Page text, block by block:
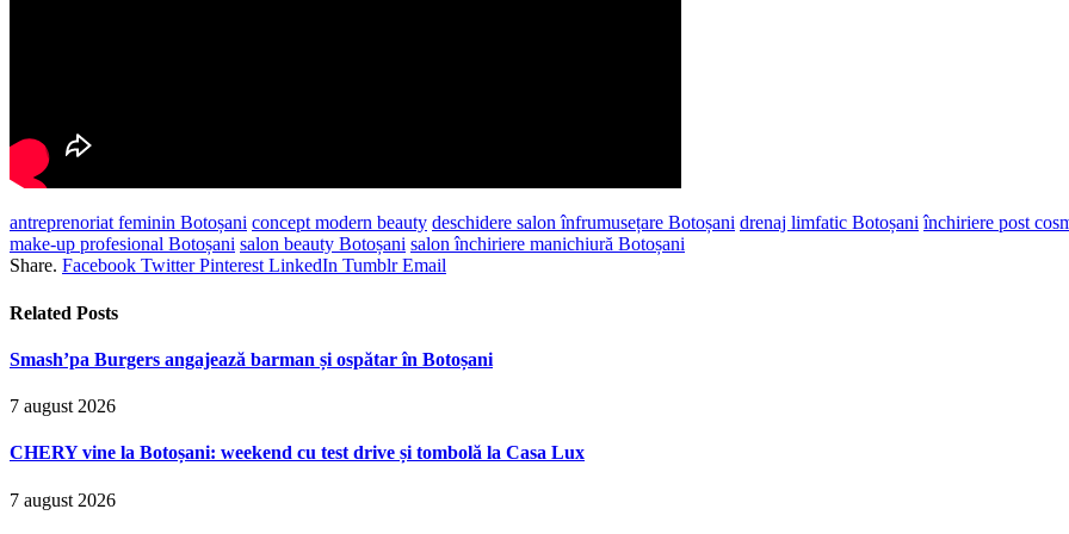
antreprenoriat feminin Botoșani concept modern beauty deschidere salon înfrumusețare Botoșani drenaj limfatic Botoșani închiriere post
make-up profesional Botoșani salon beauty Botoșani salon închiriere manichiură Botoșani
Share. Facebook Twitter Pinterest LinkedIn Tumblr Email
Related Posts
Smash’pa Burgers angajează barman și ospătar în Botoșani
7 august 2026
CHERY vine la Botoșani: weekend cu test drive și tombolă la Casa Lux
7 august 2026